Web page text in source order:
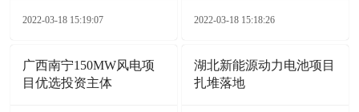
2022-03-18 15:19:07 2022-03-18 15:18:26
广西南宁150MW风电项
目优选投资主体
湖北新能源动力电池项目
扎堆落地